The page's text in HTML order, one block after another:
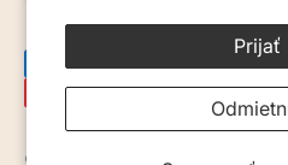
Prijať
© 2026, Monkey Mum. · Site by